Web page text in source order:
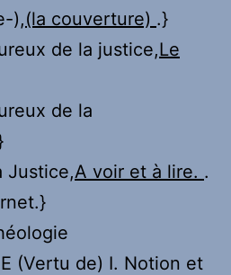
),(la couverture) .}
de la justice,Le
de la
Justice,A voir et à lire. .
(Vertu de) I. Notion et